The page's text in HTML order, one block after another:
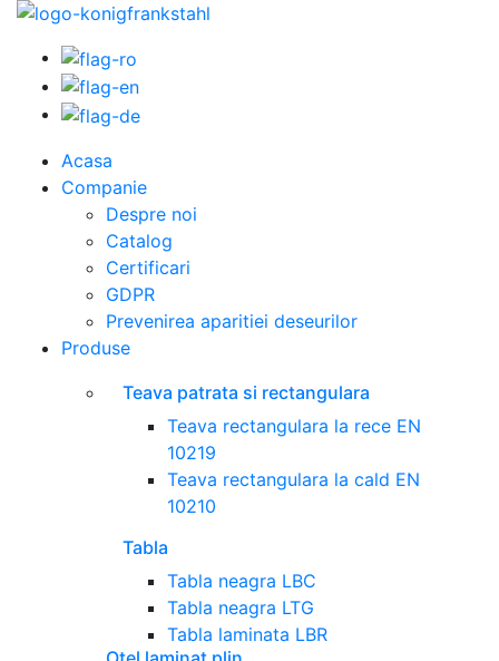
Acasa
Companie
Despre noi
Catalog
Certificari
GDPR
Prevenirea aparitiei deseurilor
Produse
Teava patrata si rectangulara
Teava rectangulara la rece EN
10219
Teava rectangulara la cald EN
10210
Tabla
Tabla neagra LBC
Tabla neagra LTG
Tabla laminata LBR